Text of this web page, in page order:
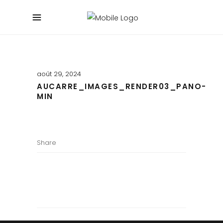
août 29, 2024
AUCARRE_IMAGES_RENDER03_PANO-
MIN
Share